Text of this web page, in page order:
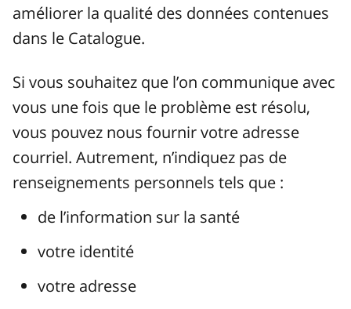
améliorer la qualité des données contenues
dans le Catalogue.
Si vous souhaitez que l’on communique avec
vous une fois que le problème est résolu,
vous pouvez nous fournir votre adresse
courriel. Autrement, n’indiquez pas de
renseignements personnels tels que :
de l’information sur la santé
votre identité
votre adresse